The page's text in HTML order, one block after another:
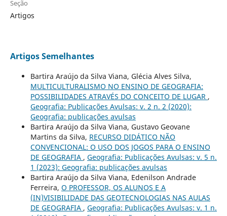
Seção
Artigos
Artigos Semelhantes
Bartira Araújo da Silva Viana, Glécia Alves Silva,
MULTICULTURALISMO NO ENSINO DE GEOGRAFIA:
POSSIBILIDADES ATRAVÉS DO CONCEITO DE LUGAR ,
Geografia: Publicações Avulsas: v. 2 n. 2 (2020):
Geografia: publicações avulsas
Bartira Araújo da Silva Viana, Gustavo Geovane
Martins da Silva, RECURSO DIDÁTICO NÃO
CONVENCIONAL: O USO DOS JOGOS PARA O ENSINO
DE GEOGRAFIA , Geografia: Publicações Avulsas: v. 5 n.
1 (2023): Geografia: publicações avulsas
Bartira Araújo da Silva Viana, Edenilson Andrade
Ferreira, O PROFESSOR, OS ALUNOS E A
(IN)VISIBILIDADE DAS GEOTECNOLOGIAS NAS AULAS
DE GEOGRAFIA , Geografia: Publicações Avulsas: v. 1 n.